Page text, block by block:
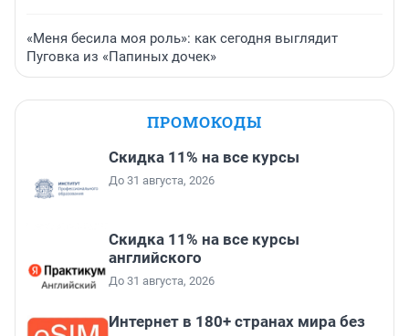
«Меня бесила моя роль»: как сегодня выглядит
Пуговка из «Папиных дочек»
ПРОМОКОДЫ
Скидка 11% на все курсы
До 31 августа, 2026
Скидка 11% на все курсы
английского
До 31 августа, 2026
Интернет в 180+ странах мира без